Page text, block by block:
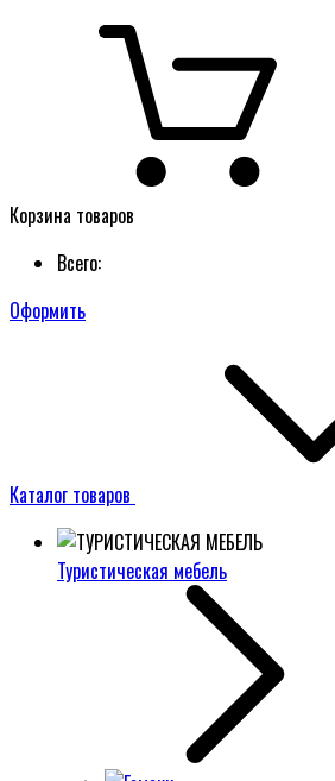
Корзина товаров
Всего:
Оформить
Каталог товаров
Туристическая мебель